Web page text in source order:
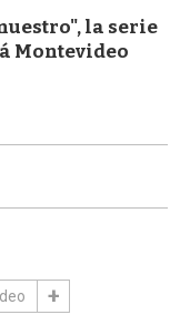
la serie
Montevideo